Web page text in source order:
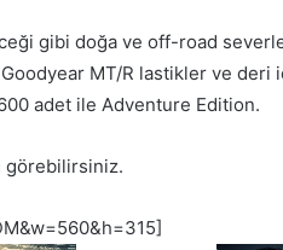
gibi doğa ve off-road
MT/R lastikler ve deri
adet ile Adventure Edition.
görebilirsiniz.